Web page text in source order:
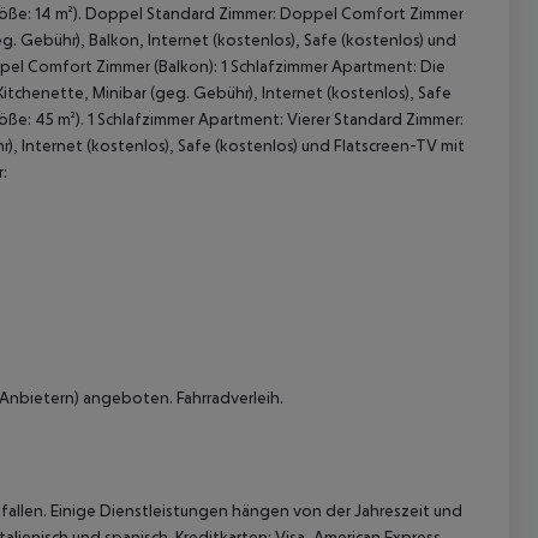
14 m²). Doppel Standard Zimmer: Doppel Comfort Zimmer
Gebühr), Balkon, Internet (kostenlos), Safe (kostenlos) und
Comfort Zimmer (Balkon): 1 Schlafzimmer Apartment: Die
Minibar (geg. Gebühr), Internet (kostenlos), Safe
45 m²). 1 Schlafzimmer Apartment: Vierer Standard Zimmer:
Internet (kostenlos), Safe (kostenlos) und Flatscreen-TV mit
angeboten. Fahrradverleih.
Einige Dienstleistungen hängen von der Jahreszeit und